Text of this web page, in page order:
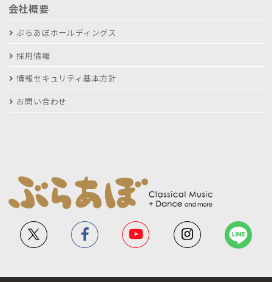
会社概要
ぶらあぼホールディングス
採用情報
情報セキュリティ基本方針
お問い合わせ